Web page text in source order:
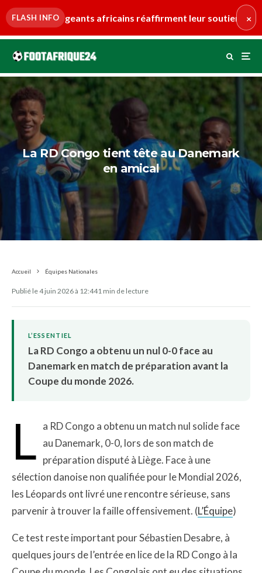
FLASH INFO
africains réaffirment leur soutien à Gianni Infantino • ×
La RD Congo tient tête au Danemark
en amical
Accueil Équipes Nationales
Publié le 4 juin 2026 à 12:441 min de lecture
L’ESSENTIEL
La RD Congo a obtenu un nul 0-0 face au
Danemark en match de préparation avant la
Coupe du monde 2026.
L a RD Congo a obtenu un match nul solide face
au Danemark, 0-0, lors de son match de
préparation disputé à Liège. Face à une
sélection danoise non qualifiée pour le Mondial 2026,
les Léopards ont livré une rencontre sérieuse, sans
parvenir à trouver la faille offensivement. (L’Équipe)
Ce test reste important pour Sébastien Desabre, à
quelques jours de l’entrée en lice de la RD Congo à la